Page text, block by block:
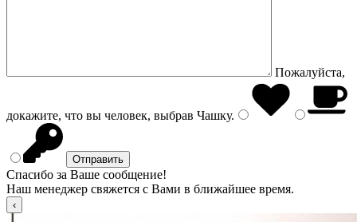
Пожалуйста,
докажите, что вы человек, выбрав Чашку.
Спасибо за Ваше сообщение!
Наш менеджер свяжется с Вами в ближайшее время.